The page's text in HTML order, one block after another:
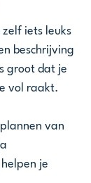
iets leuks
beschrijving
groot dat je
vol raakt.
van
je